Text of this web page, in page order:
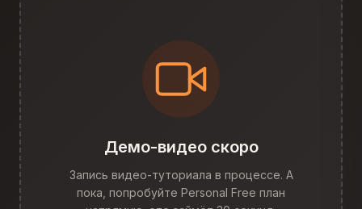
Демо-видео скоро
Запись видео-туториала в процессе. А
пока, попробуйте Personal Free план